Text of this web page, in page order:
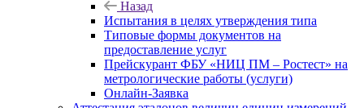
Назад
Испытания в целях утверждения типа
Типовые формы документов на
предоставление услуг
Прейскурант ФБУ «НИЦ ПМ – Ростест» на
метрологические работы (услуги)
Онлайн-Заявка